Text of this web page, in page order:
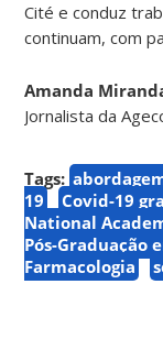
Cité e conduz
continuam, com
Amanda
Jornalista da
Tags:
19
Covid-19
National
Pós-Graduação
Farmacologia